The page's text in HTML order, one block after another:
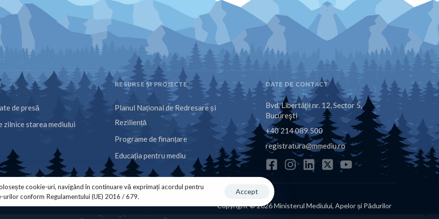
de presă
zilnice starea mediului
RESURSE ȘI PROIECTE
Planul Național de Redresare și
Reziliență
Programe de finanțare
Educația pentru mediu
DATE DE CONTACT
Bvd. Libertăţii nr. 12, Sector 5,
Bucureşti
+40 214 089 500
registratura@mmediu.ro
Copyright © 2026 Ministerul Mediului, Apelor și Pădurilor
cookie-uri, navigând în continuare vă exprimați acordul pentru
urilor conform Regulamentului (UE) 2016 / 679.
Accept